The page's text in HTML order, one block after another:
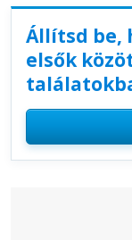
Állítsd be,
elsők